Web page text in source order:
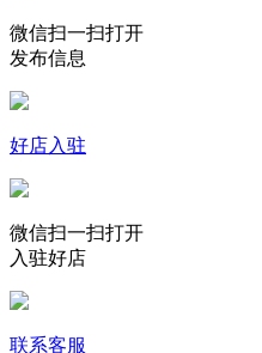
微信扫一扫打开
发布信息
好店入驻
微信扫一扫打开
入驻好店
联系客服